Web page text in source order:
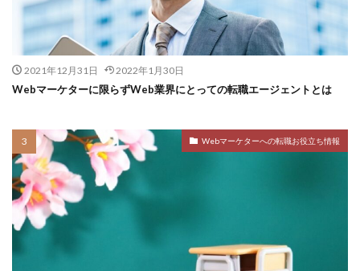
2021年12月31日 2022年1月30日
Webマーケターに限らずWeb業界にとっての転職エージェントとは
Webマーケターへの転職お役立ち情報